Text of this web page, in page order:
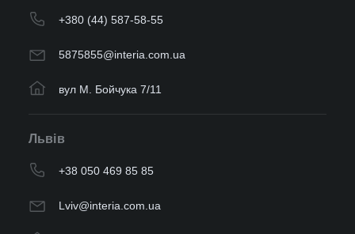
+380 (44) 587-58-55
5875855@interia.com.ua
вул М. Бойчука 7/11
Львів
+38 050 469 85 85
Lviv@interia.com.ua